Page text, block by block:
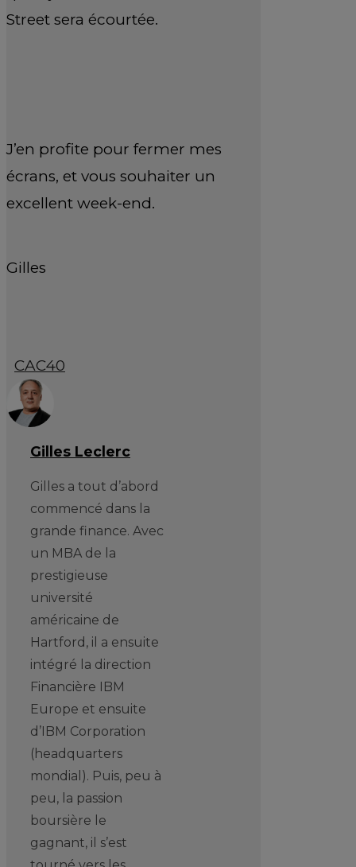
Street sera écourtée.
J’en profite pour fermer mes
écrans, et vous souhaiter un
excellent week-end.
Gilles
CAC40
Gilles Leclerc
Gilles a tout d’abord
commencé dans la
grande finance. Avec
un MBA de la
prestigieuse
université
américaine de
Hartford, il a ensuite
intégré la direction
Financière IBM
Europe et ensuite
d’IBM Corporation
(headquarters
mondial). Puis, peu à
peu, la passion
boursière le
gagnant, il s’est